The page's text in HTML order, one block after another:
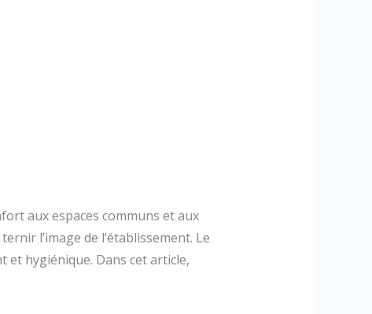
aux espaces communs et aux
l’image de l’établissement. Le
hygiénique. Dans cet article,